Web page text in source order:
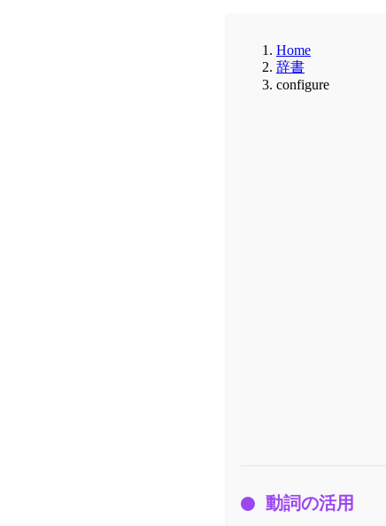
Home
辞書
configure
動詞の活用